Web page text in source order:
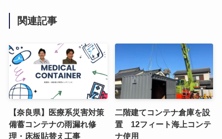
関連記事
【奈良県】医療系災害対策
備蓄コンテナの雨漏れ修
理・床板貼替え工事
二階建てコンテナ倉庫を設
置 12フィート海上コンテ
ナ使用